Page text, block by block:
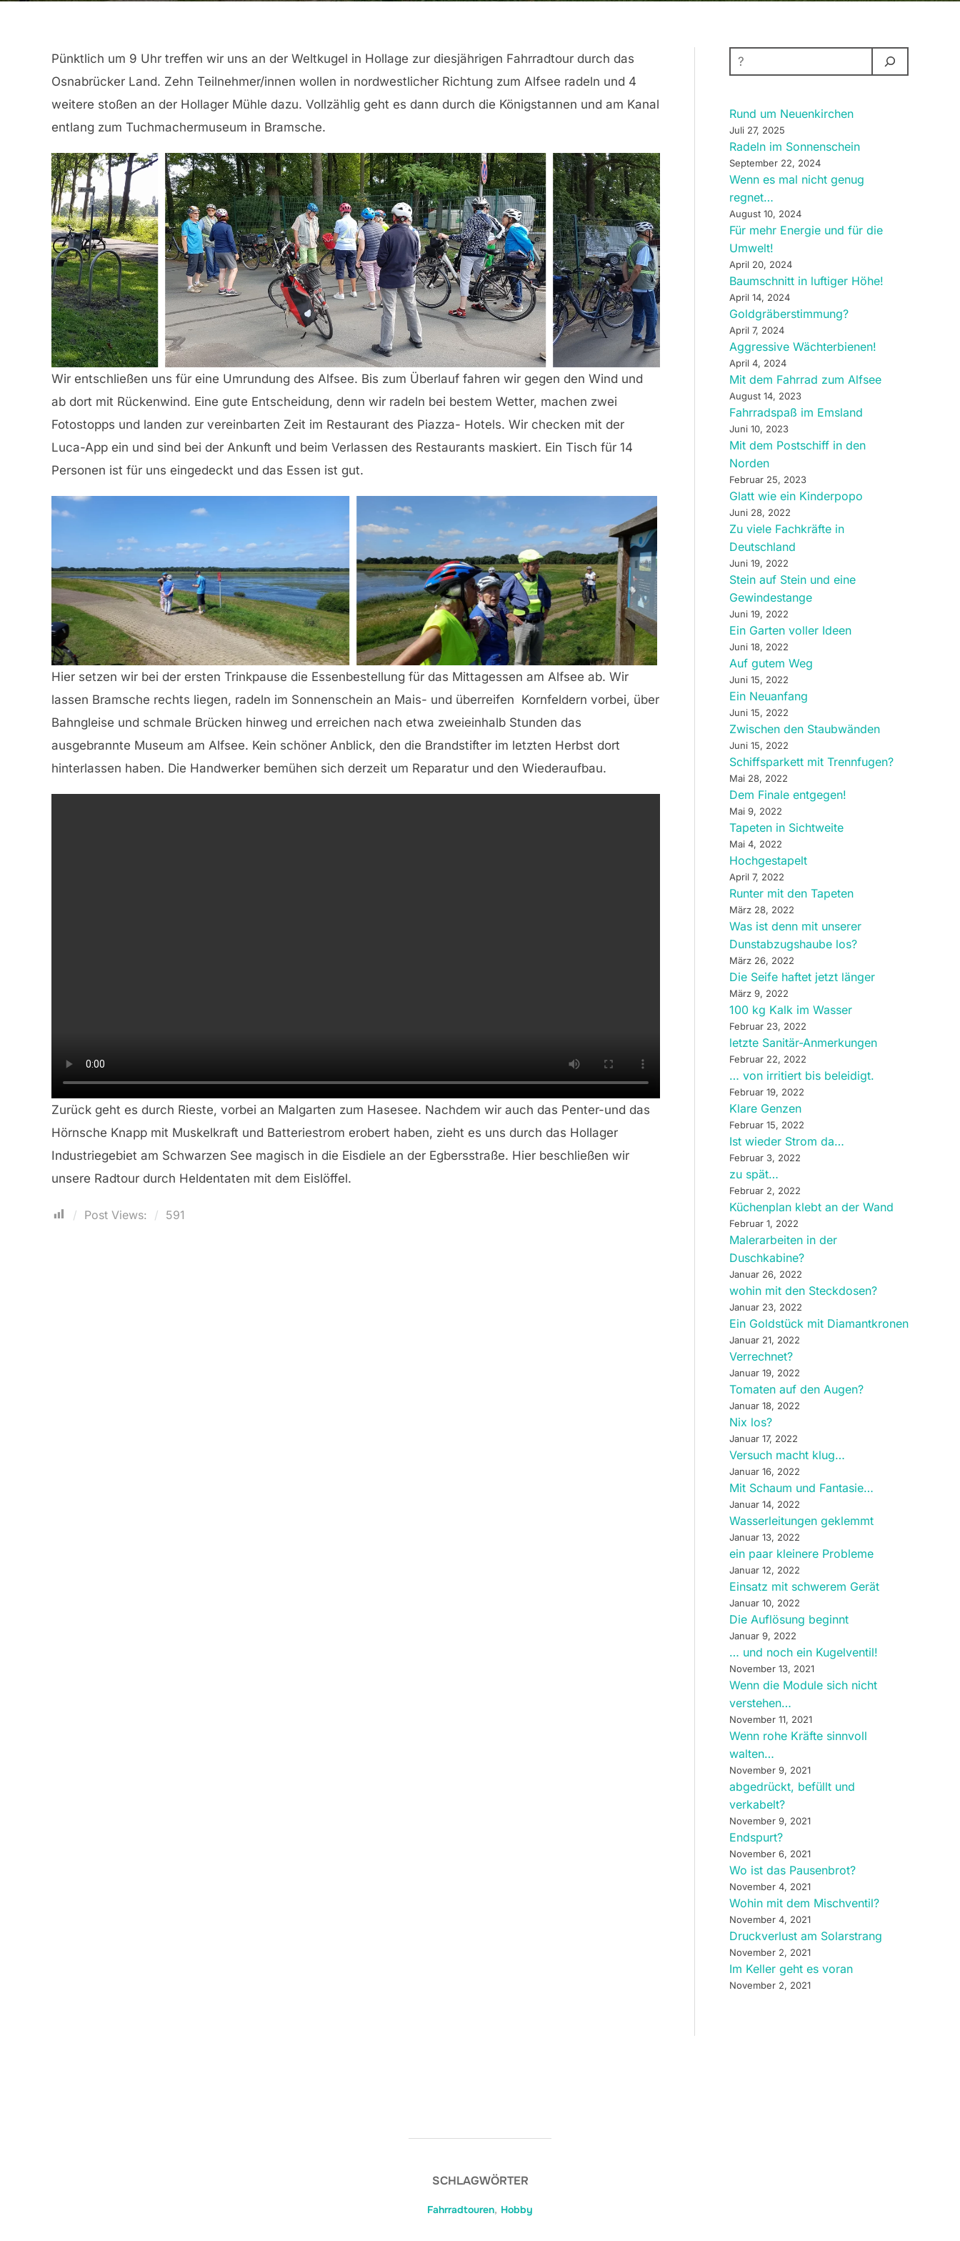
Pünktlich um 9 Uhr treffen wir uns an der Weltkugel in Hollage zur diesjährigen Fahrradtour durch das
Osnabrücker Land. Zehn Teilnehmer/innen wollen in nordwestlicher Richtung zum Alfsee radeln und 4
weitere stoßen an der Hollager Mühle dazu. Vollzählig geht es dann durch die Königstannen und am Kanal
entlang zum Tuchmachermuseum in Bramsche.
Wir entschließen uns für eine Umrundung des Alfsee. Bis zum Überlauf fahren wir gegen den Wind und
ab dort mit Rückenwind. Eine gute Entscheidung, denn wir radeln bei bestem Wetter, machen zwei
Fotostopps und landen zur vereinbarten Zeit im Restaurant des Piazza- Hotels. Wir checken mit der
Luca-App ein und sind bei der Ankunft und beim Verlassen des Restaurants maskiert. Ein Tisch für 14
Personen ist für uns eingedeckt und das Essen ist gut.
Hier setzen wir bei der ersten Trinkpause die Essenbestellung für das Mittagessen am Alfsee ab. Wir
lassen Bramsche rechts liegen, radeln im Sonnenschein an Mais- und überreifen Kornfeldern vorbei, über
Bahngleise und schmale Brücken hinweg und erreichen nach etwa zweieinhalb Stunden das
ausgebrannte Museum am Alfsee. Kein schöner Anblick, den die Brandstifter im letzten Herbst dort
hinterlassen haben. Die Handwerker bemühen sich derzeit um Reparatur und den Wiederaufbau.
Zurück geht es durch Rieste, vorbei an Malgarten zum Hasesee. Nachdem wir auch das Penter-und das
Hörnsche Knapp mit Muskelkraft und Batteriestrom erobert haben, zieht es uns durch das Hollager
Industriegebiet am Schwarzen See magisch in die Eisdiele an der Egbersstraße. Hier beschließen wir
unsere Radtour durch Heldentaten mit dem Eislöffel.
Post Views: 591
SUCHEN
Rund um Neuenkirchen
Juli 27, 2025
Radeln im Sonnenschein
September 22, 2024
Wenn es mal nicht genug
regnet…
August 10, 2024
Für mehr Energie und für die
Umwelt!
April 20, 2024
Baumschnitt in luftiger Höhe!
April 14, 2024
Goldgräberstimmung?
April 7, 2024
Aggressive Wächterbienen!
April 4, 2024
Mit dem Fahrrad zum Alfsee
August 14, 2023
Fahrradspaß im Emsland
Juni 10, 2023
Mit dem Postschiff in den
Norden
Februar 25, 2023
Glatt wie ein Kinderpopo
Juni 28, 2022
Zu viele Fachkräfte in
Deutschland
Juni 19, 2022
Stein auf Stein und eine
Gewindestange
Juni 19, 2022
Ein Garten voller Ideen
Juni 18, 2022
Auf gutem Weg
Juni 15, 2022
Ein Neuanfang
Juni 15, 2022
Zwischen den Staubwänden
Juni 15, 2022
Schiffsparkett mit Trennfugen?
Mai 28, 2022
Dem Finale entgegen!
Mai 9, 2022
Tapeten in Sichtweite
Mai 4, 2022
Hochgestapelt
April 7, 2022
Runter mit den Tapeten
März 28, 2022
Was ist denn mit unserer
Dunstabzugshaube los?
März 26, 2022
Die Seife haftet jetzt länger
März 9, 2022
100 kg Kalk im Wasser
Februar 23, 2022
letzte Sanitär-Anmerkungen
Februar 22, 2022
… von irritiert bis beleidigt.
Februar 19, 2022
Klare Genzen
Februar 15, 2022
Ist wieder Strom da…
Februar 3, 2022
zu spät…
Februar 2, 2022
Küchenplan klebt an der Wand
Februar 1, 2022
Malerarbeiten in der
Duschkabine?
Januar 26, 2022
wohin mit den Steckdosen?
Januar 23, 2022
Ein Goldstück mit Diamantkronen
Januar 21, 2022
Verrechnet?
Januar 19, 2022
Tomaten auf den Augen?
Januar 18, 2022
Nix los?
Januar 17, 2022
Versuch macht klug…
Januar 16, 2022
Mit Schaum und Fantasie…
Januar 14, 2022
Wasserleitungen geklemmt
Januar 13, 2022
ein paar kleinere Probleme
Januar 12, 2022
Einsatz mit schwerem Gerät
Januar 10, 2022
Die Auflösung beginnt
Januar 9, 2022
… und noch ein Kugelventil!
November 13, 2021
Wenn die Module sich nicht
verstehen…
November 11, 2021
Wenn rohe Kräfte sinnvoll
walten…
November 9, 2021
abgedrückt, befüllt und
verkabelt?
November 9, 2021
Endspurt?
November 6, 2021
Wo ist das Pausenbrot?
November 4, 2021
Wohin mit dem Mischventil?
November 4, 2021
Druckverlust am Solarstrang
November 2, 2021
Im Keller geht es voran
November 2, 2021
SCHLAGWÖRTER
Fahrradtouren, Hobby